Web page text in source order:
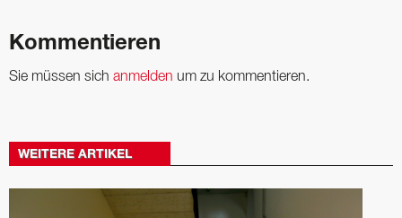
Kommentieren
Sie müssen sich anmelden um zu kommentieren.
WEITERE ARTIKEL